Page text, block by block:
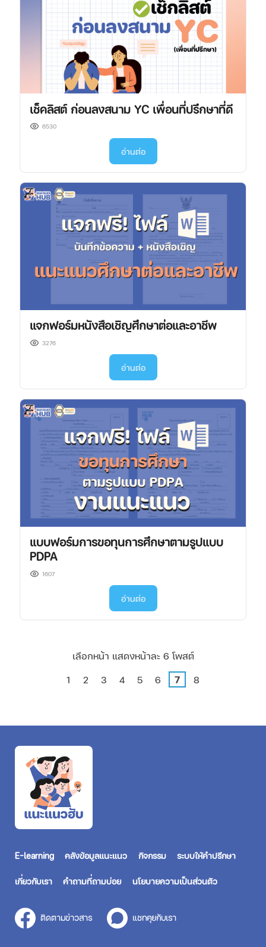
เช็คลิสต์ ก่อนลงสนาม YC เพื่อนที่ปรึกษาที่ดี
6530
อ่านต่อ
แจกฟอร์มหนังสือเชิญศึกษาต่อและอาชีพ
3276
อ่านต่อ
แบบฟอร์มการขอทุนการศึกษาตามรูปแบบ
PDPA
1607
อ่านต่อ
เลือกหน้า แสดงหน้าละ 6 โพสต์
1
2 3 4 5 6 7 8
E-learning คลังข้อมูลแนะแนว กิจกรรม ระบบให้คำปรึกษา
เกี่ยวกับเรา คำถามที่ถามบ่อย นโยบายความเป็นส่วนตัว
ติดตามข่าวสาร แชทคุยกับเรา